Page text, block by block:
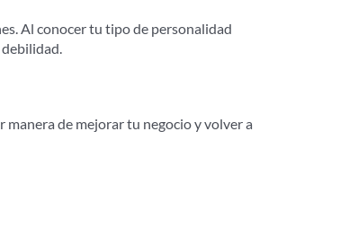
Al conocer tu tipo de personalidad
manera de mejorar tu negocio y volver a